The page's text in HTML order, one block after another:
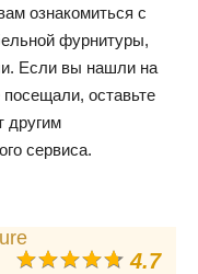
ознакомиться с
фурнитуры,
Если вы нашли на
оставьте
другим
сервиса.
4.7